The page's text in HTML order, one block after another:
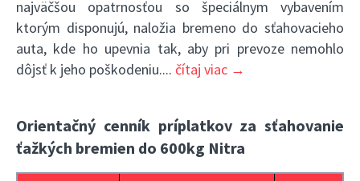
najväčšou opatrnosťou so špeciálnym vybavením
ktorým disponujú, naložia bremeno do sťahovacieho
auta, kde ho upevnia tak, aby pri prevoze nemohlo
dôjsť k jeho poškodeniu.... čítaj viac →
Orientačný cenník príplatkov za sťahovanie
ťažkých bremien do 600kg Nitra